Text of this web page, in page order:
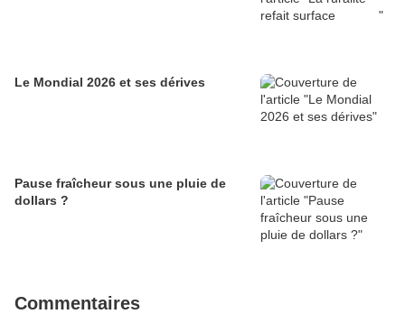
Le Mondial 2026 et ses dérives
Pause fraîcheur sous une pluie de
dollars ?
Commentaires